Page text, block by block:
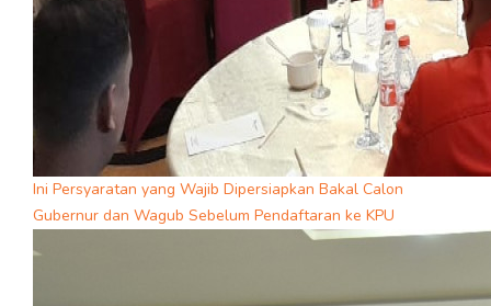
Ini Persyaratan yang Wajib Dipersiapkan Bakal Calon
Gubernur dan Wagub Sebelum Pendaftaran ke KPU